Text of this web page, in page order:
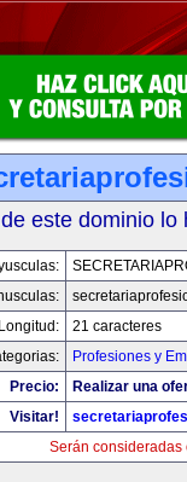
este dominio lo
Longitud:
21 caracteres
Profesiones y
Precio:
Realizar una
Visitar!
Serán consideradas